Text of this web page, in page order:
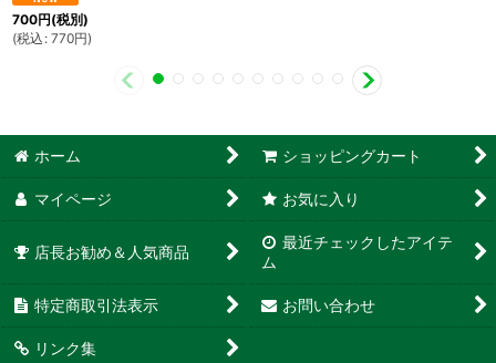
700円(税別)
(税込 : 770円)
ホーム ショッピングカート
マイページ お気に入り
店長お勧め＆人気商品
最近チェックしたアイテ
ム
特定商取引法表示 お問い合わせ
リンク集